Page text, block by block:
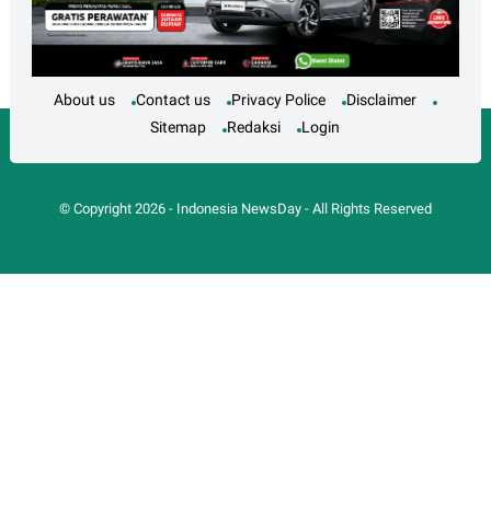
About us Contact us Privacy Police
Disclaimer
Sitemap
Redaksi Login
© Copyright 2026- Indonesia NewsDay- All Rights Reserved